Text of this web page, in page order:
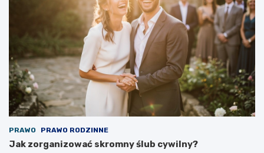
PRAWO PRAWO RODZINNE
Jak zorganizować skromny ślub cywilny?